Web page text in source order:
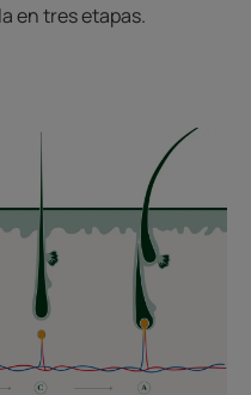
en tres etapas.